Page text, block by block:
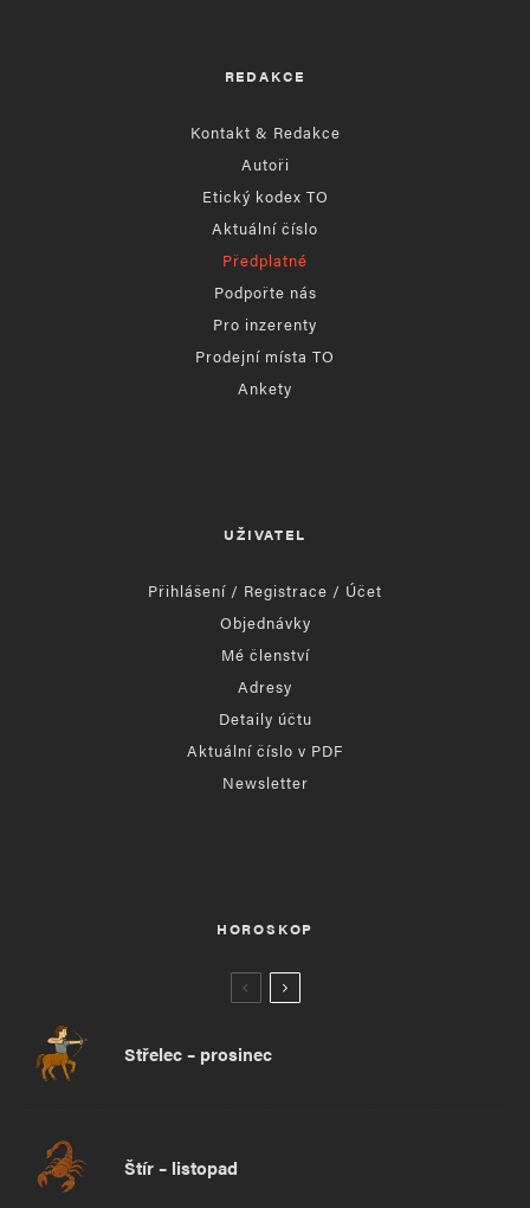
REDAKCE
Kontakt & Redakce
Autoři
Etický kodex TO
Aktuální číslo
Předplatné
Podpořte nás
Pro inzerenty
Prodejní místa TO
Ankety
UŽIVATEL
Přihlášení / Registrace / Účet
Objednávky
Mé členství
Adresy
Detaily účtu
Aktuální číslo v PDF
Newsletter
HOROSKOP
Střelec – prosinec
Štír – listopad